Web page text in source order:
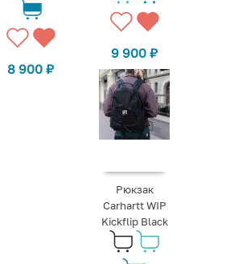
8 900₽
9 900₽
Рюкзак
Carhartt WIP
Kickflip Black